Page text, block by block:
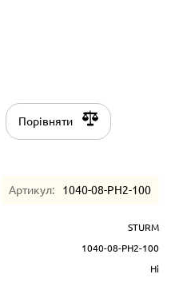
Порівняти
Артикул: 1040-08-PH2-100
STURM
1040-08-PH2-100
Ні